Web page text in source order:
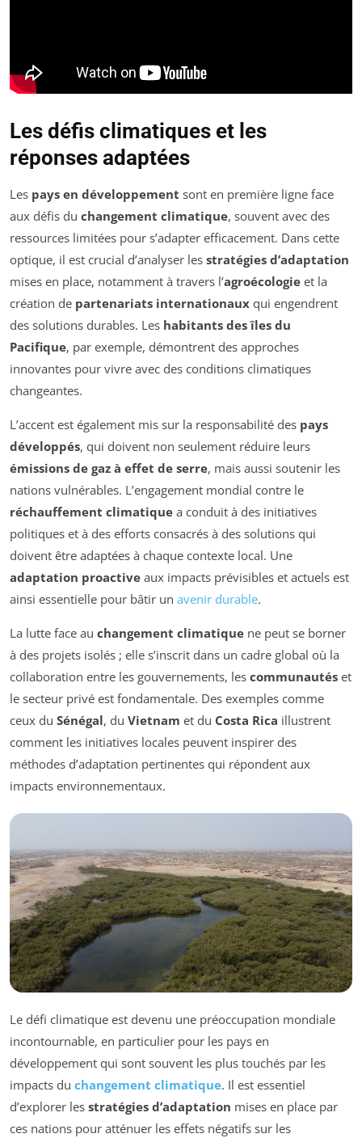
Les défis climatiques et les
réponses adaptées
Les pays en développement sont en première ligne face
aux défis du changement climatique, souvent avec des
ressources limitées pour s’adapter efficacement. Dans cette
optique, il est crucial d’analyser les stratégies d’adaptation
mises en place, notamment à travers l’agroécologie et la
création de partenariats internationaux qui engendrent
des solutions durables. Les habitants des îles du
Pacifique, par exemple, démontrent des approches
innovantes pour vivre avec des conditions climatiques
changeantes.
L’accent est également mis sur la responsabilité des pays
développés, qui doivent non seulement réduire leurs
émissions de gaz à effet de serre, mais aussi soutenir les
nations vulnérables. L’engagement mondial contre le
réchauffement climatique a conduit à des initiatives
politiques et à des efforts consacrés à des solutions qui
doivent être adaptées à chaque contexte local. Une
adaptation proactive aux impacts prévisibles et actuels est
ainsi essentielle pour bâtir un avenir durable.
La lutte face au changement climatique ne peut se borner
à des projets isolés ; elle s’inscrit dans un cadre global où la
collaboration entre les gouvernements, les communautés et
le secteur privé est fondamentale. Des exemples comme
ceux du Sénégal, du Vietnam et du Costa Rica illustrent
comment les initiatives locales peuvent inspirer des
méthodes d’adaptation pertinentes qui répondent aux
impacts environnementaux.
Le défi climatique est devenu une préoccupation mondiale
incontournable, en particulier pour les pays en
développement qui sont souvent les plus touchés par les
impacts du changement climatique. Il est essentiel
d’explorer les stratégies d’adaptation mises en place par
ces nations pour atténuer les effets négatifs sur les